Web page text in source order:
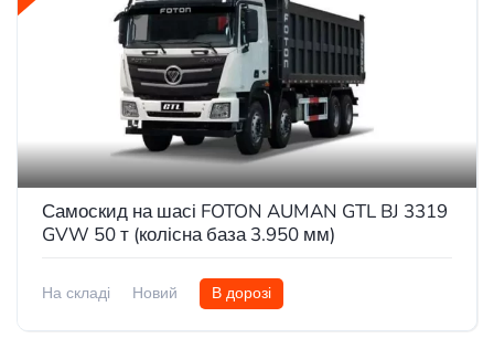
Самоскид на шасі FOTON AUMAN GTL BJ 3319
GVW 50 т (колісна база 3.950 мм)
На складі Новий В дорозі